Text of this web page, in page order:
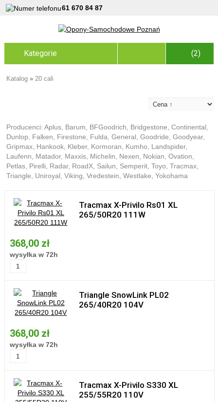
61 670 84 87
Kategorie (2)
Katalog » 20 cali
Producenci:Aplus Barum BFGoodrich Bridgestone ,Continental
Dunlop
Falken Firestone Fulda ,General ,Goodride ,Goodyear,
Gripmax Hankook Kleber, Kormoran Kumho Landspider,
Laufenn
Matador, Maxxis Michelin Nexen Nokian ,Ovation
Petlas Pirelli Radar, RoadX Sailun Semperit ,Toyo ,Tracmax
Triangle
Uniroyal ,Viking ,Vredestein ,Westlake ,Yokohama
Tracmax X-Privilo Rs01 XL
265/50R20 111W
368,00 zł
wysyłka w 72h
Triangle SnowLink PL02
265/40R20 104V
368,00 zł
wysyłka w 72h
Tracmax X-Privilo S330 XL
255/55R20 110V